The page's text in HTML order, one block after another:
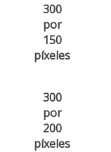
300
por
150
píxeles
300
por
200
píxeles